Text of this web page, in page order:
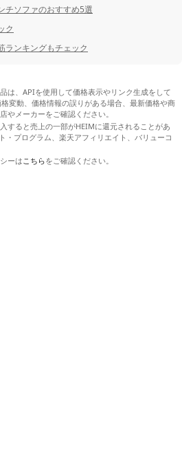
チソファのおすすめ5選
ク
ランキングもチェック
は、APIを使用して価格表示やリンク生成をして
変動、価格情報の誤りがある場合、最新価格や商
やメーカーをご確認ください。
すると売上の一部がHEIMに還元されることがあ
・プログラム、楽天アフィリエイト、バリューコ
ーはこちらをご確認ください。